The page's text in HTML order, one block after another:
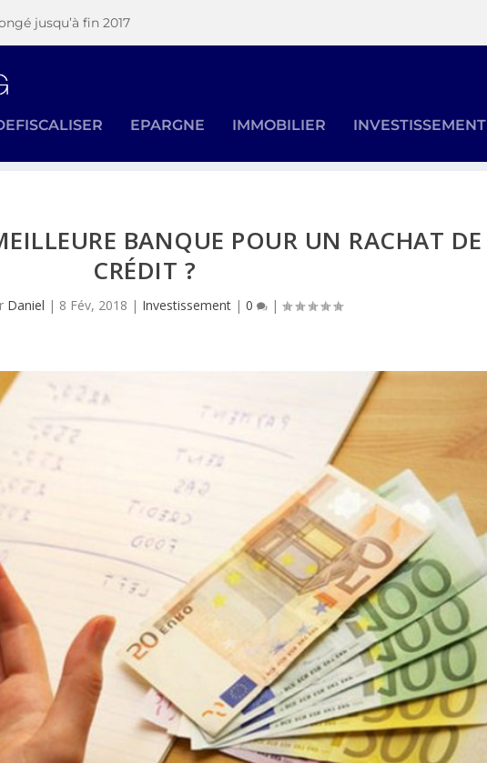
jusqu’à fin 2017
EPARGNE IMMOBILIER INVESTISSEMENT
BANQUE POUR UN RACHAT DE
CRÉDIT ?
Daniel | 8 Fév, 2018 | Investissement |0 |